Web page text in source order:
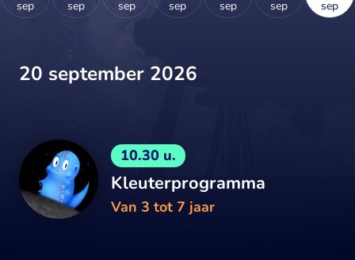
sep sep sep sep sep sep sep
20 september 2026
10.30 u.
Kleuterprogramma
Van 3 tot 7 jaar